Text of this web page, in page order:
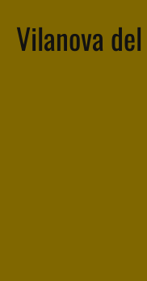
Vilanova